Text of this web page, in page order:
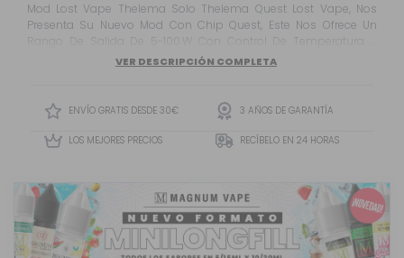
Mod Lost Vape Thelema Solo Thelema Quest Lost Vape, Nos
Presenta Su Nuevo Mod Con Chip Quest, Este Nos Ofrece Un
Rango De Salida De 5-100 W Con Control De Temperatura Y
Alimentación Mediante Tan Solo Una Batería 18650 O 21700 (No
VER DESCRIPCIÓN COMPLETA
ENVÍO GRATIS DESDE 30€ 3 AÑOS DE GARANTÍA
LOS MEJORES PRECIOS RECÍBELO EN 24 HORAS